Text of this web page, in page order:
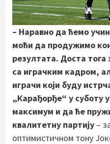
– Наравно да ћемо
моћи да продужимо
резултата. Доста тога
са играчким кадром,
играчи који буду
„Карађорђе“ у суботу
максимум и да ће
квалитетну партију –
оптимистичном тону